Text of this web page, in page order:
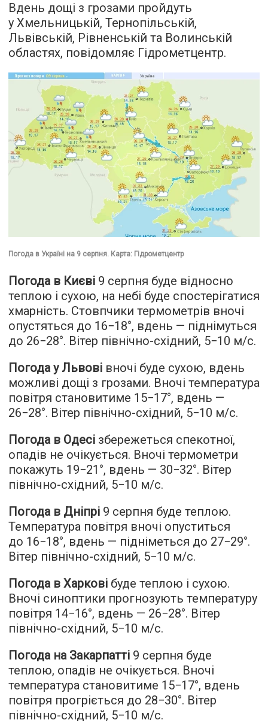
Вдень дощі з грозами пройдуть
у Хмельницькій, Тернопільській,
Львівській, Рівненській та Волинській
областях, повідомляє Гідрометцентр.
Погода в Україні на 9 серпня. Карта: Гідрометцентр
Погода в Києві 9 серпня буде відносно
теплою і сухою, на небі буде спостерігатися
хмарність. Стовпчики термометрів вночі
опустяться до 16−18°, вдень — піднімуться
до 26−28°. Вітер північно-східний, 5−10 м/с.
Погода у Львові вночі буде сухою, вдень
можливі дощі з грозами. Вночі температура
повітря становитиме 15−17°, вдень —
26−28°. Вітер північно-східний, 5−10 м/с.
Погода в Одесі збережеться спекотної,
опадів не очікується. Вночі термометри
покажуть 19−21°, вдень — 30−32°. Вітер
північно-східний, 5−10 м/с.
Погода в Дніпрі 9 серпня буде теплою.
Температура повітря вночі опуститься
до 16−18°, вдень — підніметься до 27−29°.
Вітер північно-східний, 5−10 м/с.
Погода в Харкові буде теплою і сухою.
Вночі синоптики прогнозують температуру
повітря 14−16°, вдень — 26−28°. Вітер
північно-східний, 5−10 м/с.
Погода на Закарпатті 9 серпня буде
теплою, опадів не очікується. Вночі
температура становитиме 15−17°, вдень
повітря прогріється до 28−30°. Вітер
північно-східний, 5−10 м/с.